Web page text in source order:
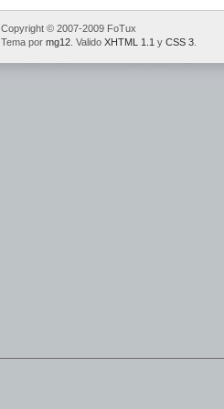
Copyright © 2007-2009 FoTux
Tema por mg12 . Valido XHTML 1.1 y CSS 3